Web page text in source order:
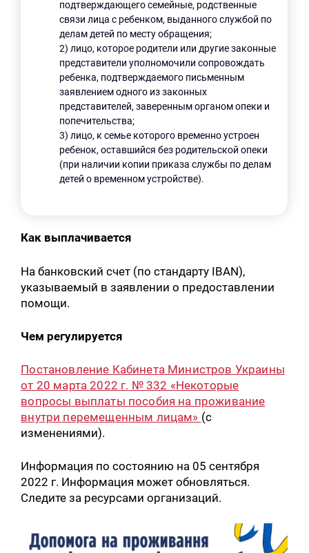
подтверждающего семейные, родственные
связи лица с ребенком, выданного службой по
делам детей по месту обращения;
2) лицо, которое родители или другие законные
представители уполномочили сопровождать
ребенка, подтверждаемого письменным
заявлением одного из законных
представителей, заверенным органом опеки и
попечительства;
3) лицо, к семье которого временно устроен
ребенок, оставшийся без родительской опеки
(при наличии копии приказа службы по делам
детей о временном устройстве).
Как выплачивается
На банковский счет (по стандарту IBAN),
указываемый в заявлении о предоставлении
помощи.
Чем регулируется
Постановление Кабинета Министров Украины
от 20 марта 2022 г. № 332 «Некоторые
вопросы выплаты пособия на проживание
внутри перемещенным лицам» (с
изменениями).
Информация по состоянию на 05 сентября
2022 г. Информация может обновляться.
Следите за ресурсами организаций.